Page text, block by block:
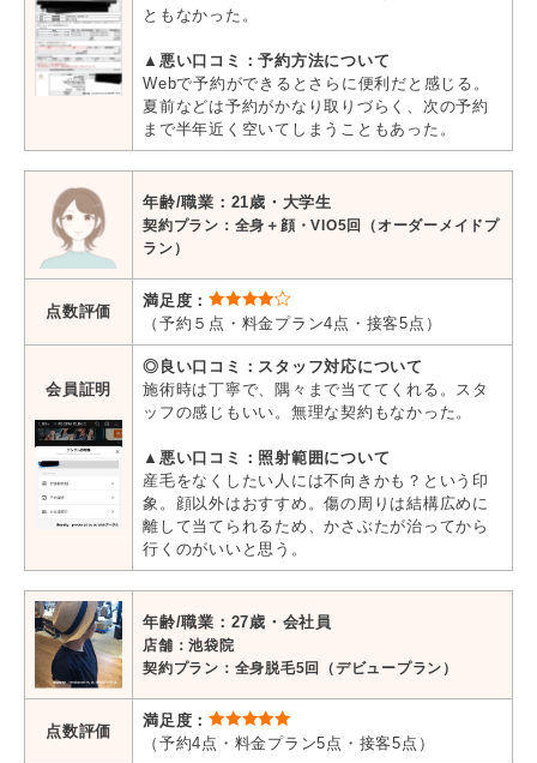
ともなかった。
▲悪い口コミ：予約方法について
Webで予約ができるとさらに便利だと感じる。
夏前などは予約がかなり取りづらく、次の予約
まで半年近く空いてしまうこともあった。
年齢/職業：21歳・大学生
契約プラン：全身＋顔・VIO5回（オーダーメイドプ
ラン）
点数評価
満足度：
（予約５点・料金プラン4点・接客5点）
会員証明
◎良い口コミ：スタッフ対応について
施術時は丁寧で、隅々まで当ててくれる。スタ
ッフの感じもいい。無理な契約もなかった。
▲悪い口コミ：照射範囲について
産毛をなくしたい人には不向きかも？という印
象。顔以外はおすすめ。傷の周りは結構広めに
離して当てられるため、かさぶたが治ってから
行くのがいいと思う。
年齢/職業：27歳・会社員
店舗：池袋院
契約プラン：全身脱毛5回（デビュープラン）
点数評価
満足度：
（予約4点・料金プラン5点・接客5点）